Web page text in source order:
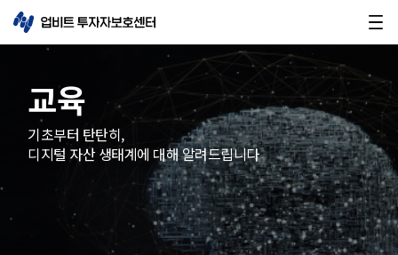
교육
기초부터 탄탄히,
디지털 자산 생태계에 대해 알려드립니다